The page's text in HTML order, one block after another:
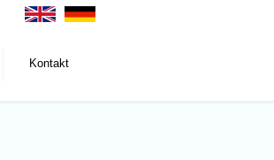
Kontakt